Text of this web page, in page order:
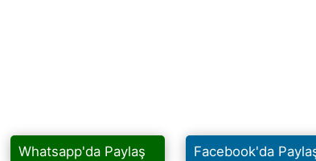
Whatsapp'da Paylaş Facebook'da